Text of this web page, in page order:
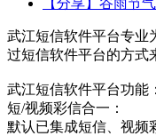
武江短信软件平台专业
过短信软件平台的方式
武江短信软件平台功能：
短/视频彩信合一：
默认已集成短信、视频